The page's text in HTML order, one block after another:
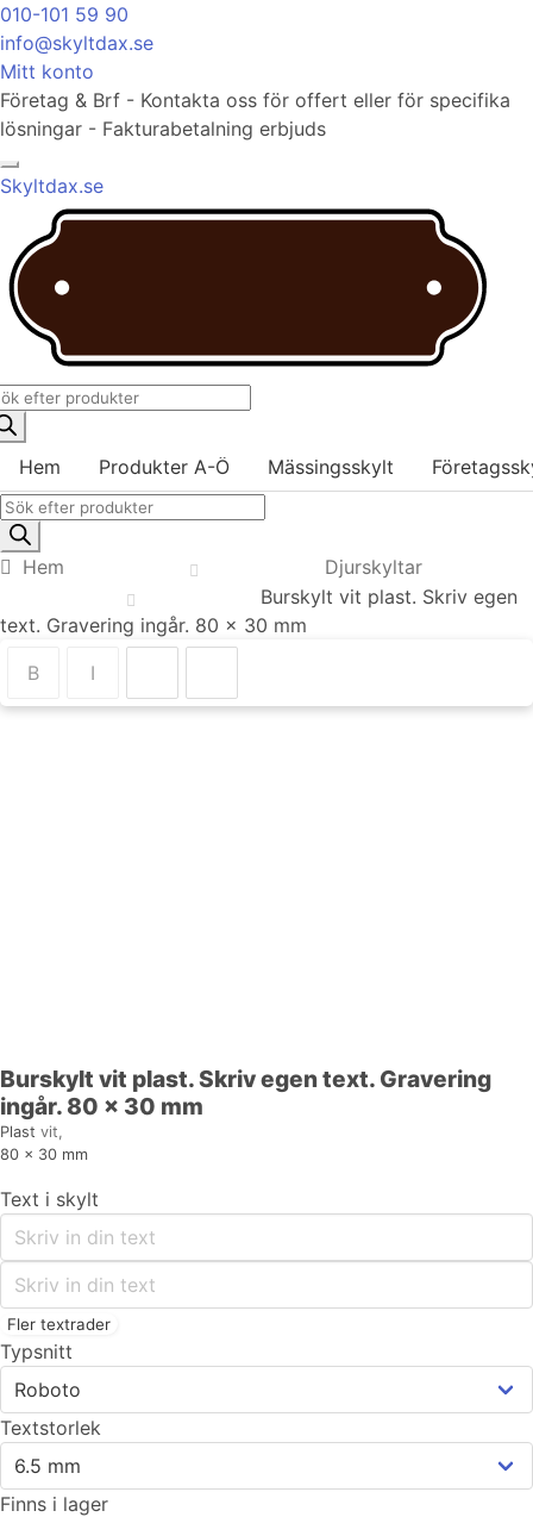
010-101 59 90
info@skyltdax.se
Mitt konto
Företag & Brf - Kontakta oss för offert eller för specifika
lösningar - Fakturabetalning erbjuds
Meny
Skyltdax.se
Varukorg
Hem
Produkter A-Ö Mässingsskylt
Klarna Logo
Mastercard Logo
Swish Logo
Visa Logo
Products
search
Hem
Djurskyltar
Burskylt vit plast. Skriv egen
text. Gravering ingår. 80 x 30 mm
Byt skylt genom att klicka på någon av skyltarna
att förlora dina inställningar.
B I
Burskylt vit plast. Skriv egen text. Gravering
ingår. 80 x 30 mm
Plast vit,
80 x 30 mm
Text i skylt
Fler textrader
Typsnitt
Textstorlek
Finns i lager